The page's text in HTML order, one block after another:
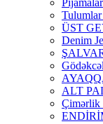
Pijamalar
ÜST
Denim
ALT
Çimərlik